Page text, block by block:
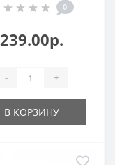
0
239.00р.
- +
В КОРЗИНУ